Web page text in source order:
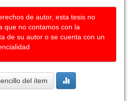
de autor, esta tesis no
que no contamos con la
de su autor o se cuenta con un
del ítem